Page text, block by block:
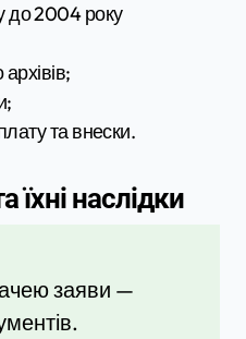
до 2004 року
та внески.
їхні наслідки
заяви —